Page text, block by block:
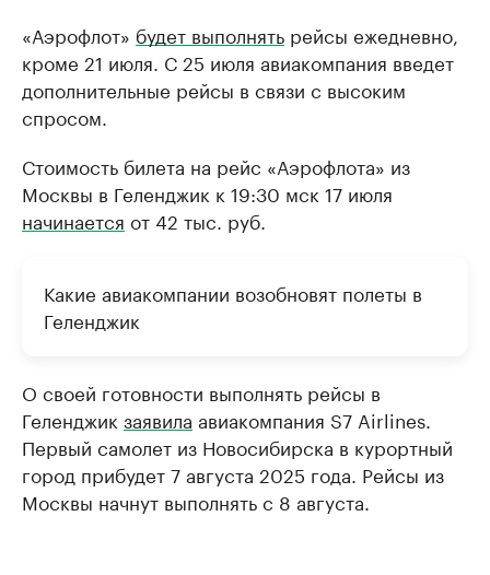
«Аэрофлот» будет выполнять рейсы ежедневно,
кроме 21 июля. С 25 июля авиакомпания введет
дополнительные рейсы в связи с высоким
спросом.
Стоимость билета на рейс «Аэрофлота» из
Москвы в Геленджик к 19:30 мск 17 июля
начинается от 42 тыс. руб.
Какие авиакомпании возобновят полеты в
Геленджик
О своей готовности выполнять рейсы в
Геленджик заявила авиакомпания S7 Airlines.
Первый самолет из Новосибирска в курортный
город прибудет 7 августа 2025 года. Рейсы из
Москвы начнут выполнять с 8 августа.